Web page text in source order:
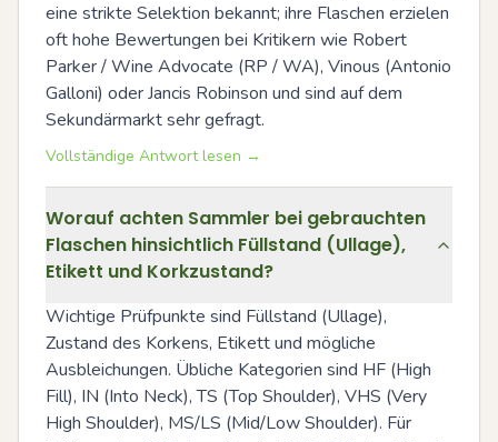
eine strikte Selektion bekannt; ihre Flaschen erzielen
oft hohe Bewertungen bei Kritikern wie Robert
Parker / Wine Advocate (RP / WA), Vinous (Antonio
Galloni) oder Jancis Robinson und sind auf dem
Sekundärmarkt sehr gefragt.
Vollständige Antwort lesen →
Worauf achten Sammler bei gebrauchten
Flaschen hinsichtlich Füllstand (Ullage),
Etikett und Korkzustand?
Wichtige Prüfpunkte sind Füllstand (Ullage),
Zustand des Korkens, Etikett und mögliche
Ausbleichungen. Übliche Kategorien sind HF (High
Fill), IN (Into Neck), TS (Top Shoulder), VHS (Very
High Shoulder), MS/LS (Mid/Low Shoulder). Für